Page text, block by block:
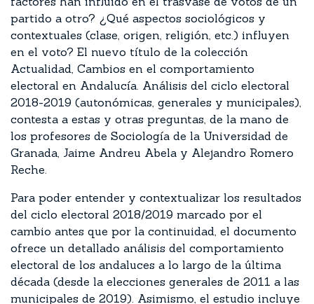
partido a otro? ¿Qué aspectos sociológicos y
contextuales (clase, origen, religión, etc.) influyen
en el voto? El nuevo título de la colección
Actualidad, Cambios en el comportamiento
electoral en Andalucía. Análisis del ciclo electoral
2018-2019 (autonómicas, generales y municipales),
contesta a estas y otras preguntas, de la mano de
los profesores de Sociología de la Universidad de
Granada, Jaime Andreu Abela y Alejandro Romero
Reche.
Para poder entender y contextualizar los resultados
del ciclo electoral 2018/2019 marcado por el
cambio antes que por la continuidad, el documento
ofrece un detallado análisis del comportamiento
electoral de los andaluces a lo largo de la última
década (desde la elecciones generales de 2011 a las
municipales de 2019). Asimismo, el estudio incluye